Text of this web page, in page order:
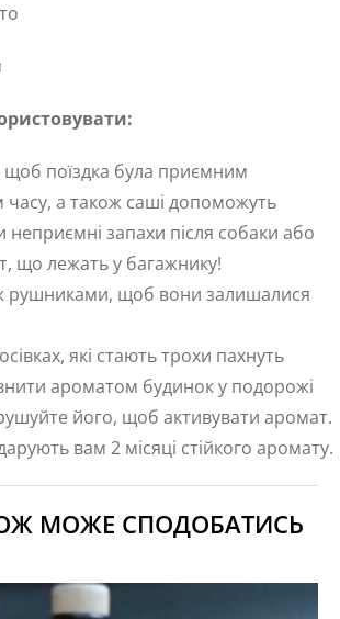
щоб поїздка була приємним
а також саші допоможуть
неприємні запахи після собаки або
що лежать у багажнику!
рушниками, щоб вони залишалися
які стають трохи пахнуть
ароматом будинок у подорожі
його, щоб активувати аромат.
вам 2 місяці стійкого аромату.
МОЖЕ СПОДОБАТИСЬ